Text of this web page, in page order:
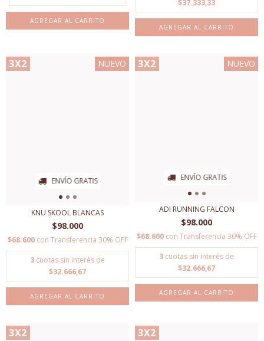
AGREGAR AL CARRITO
$37.333,33
AGREGAR AL CARRITO
3X2
ENVÍO GRATIS
NUEVO
KNU SKOOL BLANCAS
$98.000
$68.600 con Transferencia 30% OFF
3 cuotas sin interés de
$32.666,67
AGREGAR AL CARRITO
3X2
ENVÍO GRATIS
NUEVO
ADI RUNNING FALCON
$98.000
$68.600 con Transferencia 30% OFF
3 cuotas sin interés de
$32.666,67
AGREGAR AL CARRITO
3X2 3X2